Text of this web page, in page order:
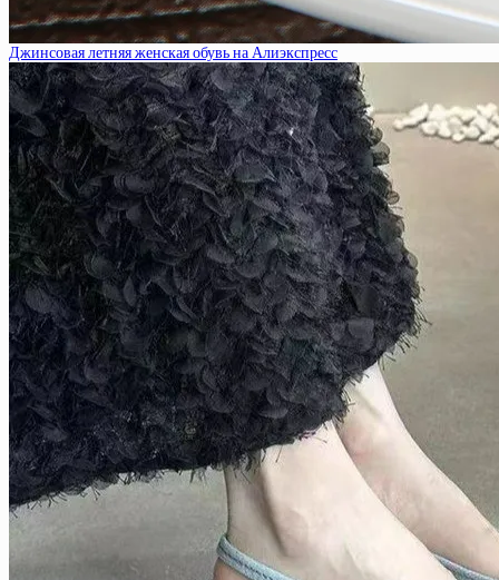
Джинсовая летняя женская обувь на Алиэкспресс